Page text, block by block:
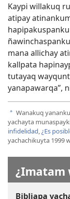
Kaypi willakuq
atipay
mana allichay
kallpata
tutayaq
yanapawarqa”,
a Wanakuq
yachayta
infidelidad,¿Es
yachachikuyta 1999
¿Imatam
Bibliapa